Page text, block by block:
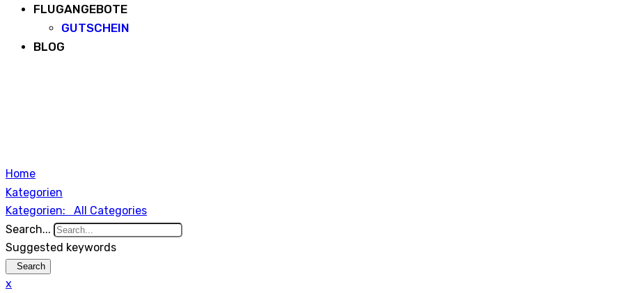
FLUGANGEBOTE
GUTSCHEIN
BLOG
Home
Kategorien
Kategorien:
All Categories
Search...
Suggested keywords
Search
x